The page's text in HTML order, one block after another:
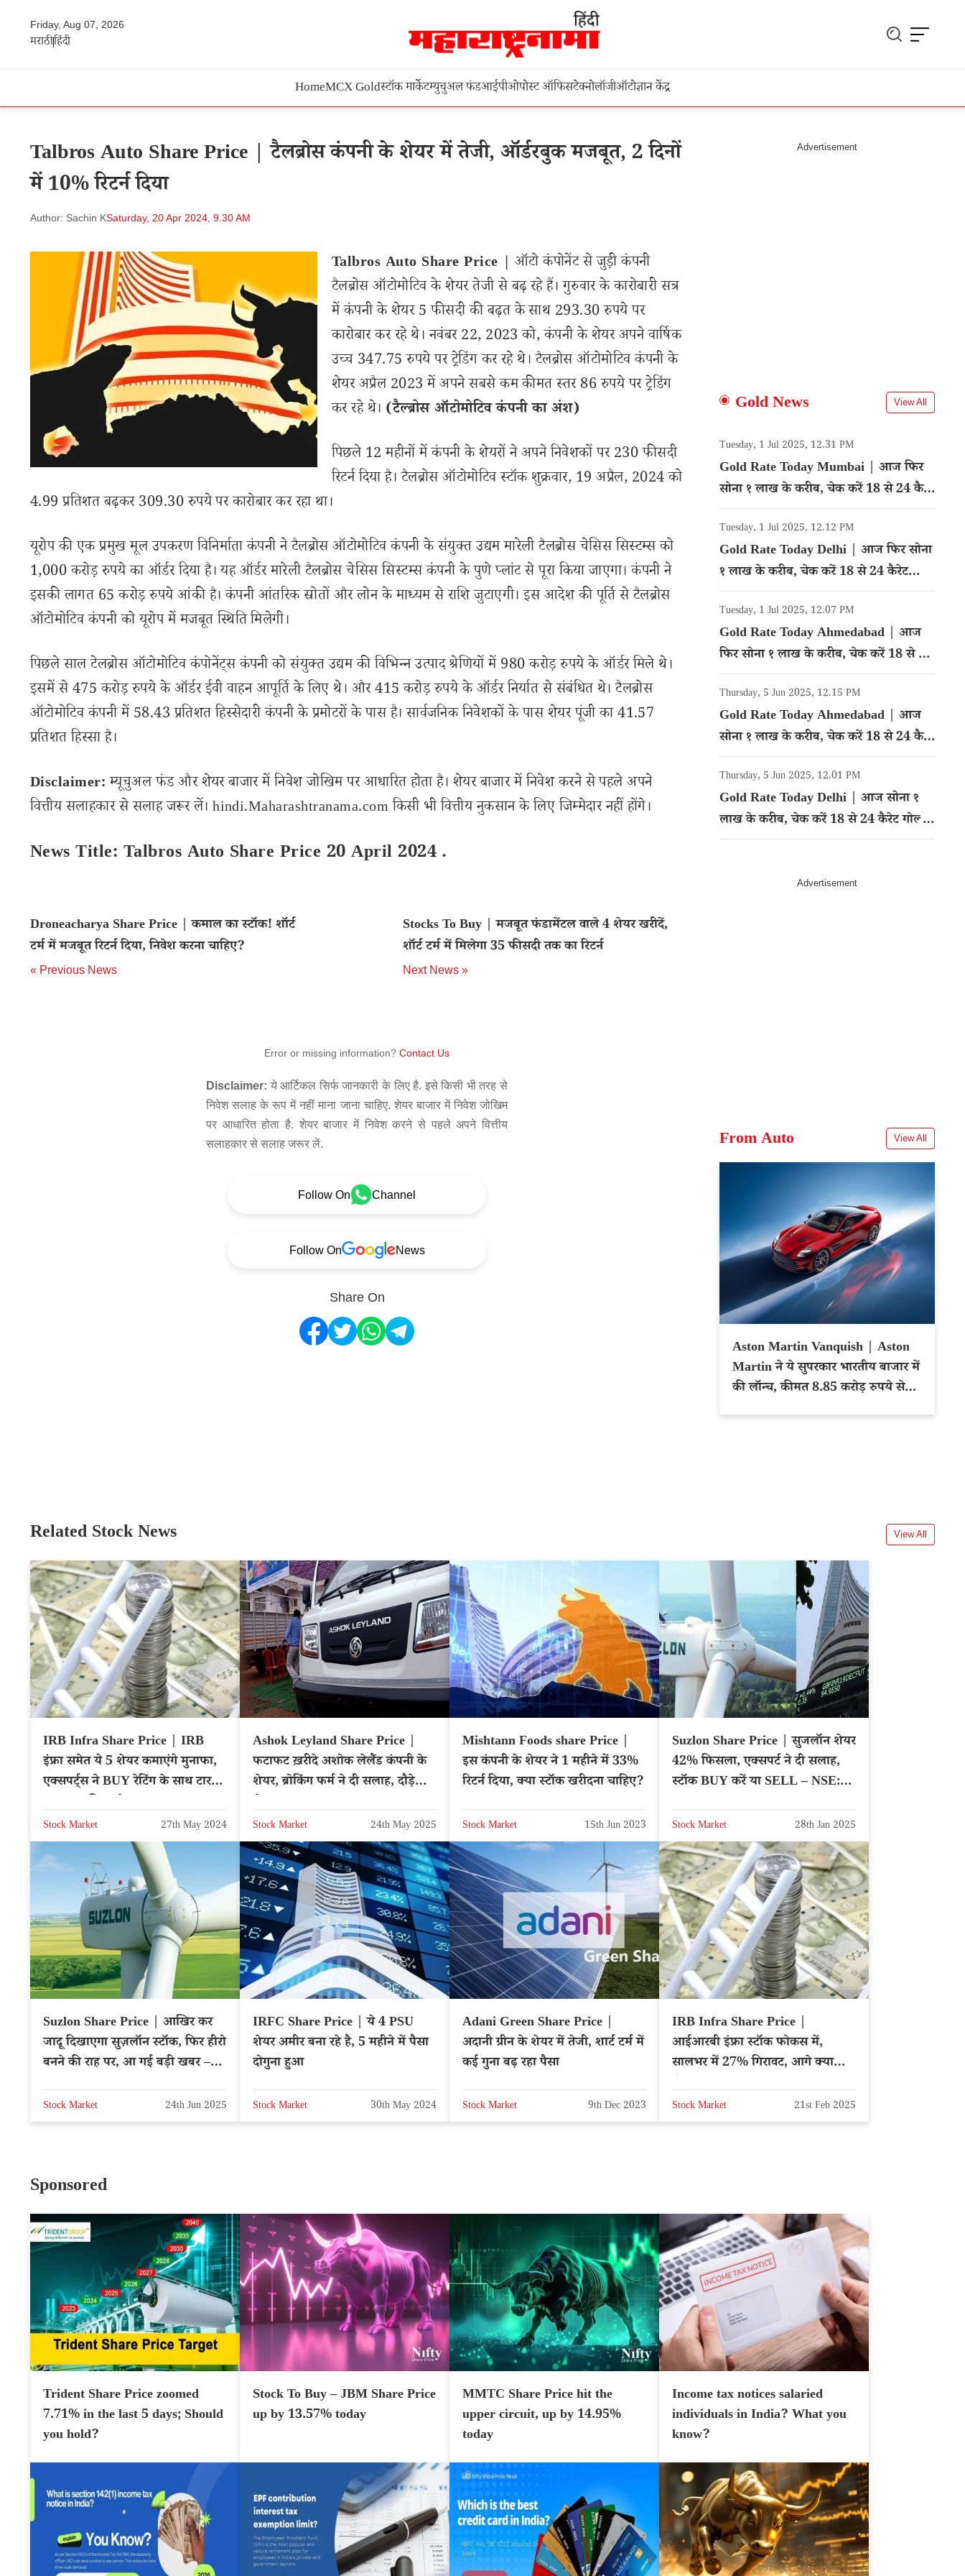
Friday, Aug 07, 2026
मराठीहिंदी
HomeMCX Goldस्टॉक मार्केटम्युचुअल फंडआईपीओपोस्ट ऑफिसटेक्नोलॉजीऑटोज्ञान केंद्र
Talbros Auto Share Price | टैलब्रोस कंपनी के शेयर में तेजी, ऑर्डरबुक मजबूत, 2 दिनों
में 10% रिटर्न दिया
Author: Sachin KSaturday, 20 Apr 2024, 9.30 AM
Talbros Auto Share Price | ऑटो कंपोनेंट से जुड़ी कंपनी
टैलब्रोस ऑटोमोटिव के शेयर तेजी से बढ़ रहे हैं। गुरुवार के कारोबारी सत्र
में कंपनी के शेयर 5 फीसदी की बढ़त के साथ 293.30 रुपये पर
कारोबार कर रहे थे। नवंबर 22, 2023 को, कंपनी के शेयर अपने वार्षिक
उच्च 347.75 रुपये पर ट्रेडिंग कर रहे थे। टैलब्रोस ऑटोमोटिव कंपनी के
शेयर अप्रैल 2023 में अपने सबसे कम कीमत स्तर 86 रुपये पर ट्रेडिंग
कर रहे थे। (टैल्ब्रोस ऑटोमोटिव कंपनी का अंश)
पिछले 12 महीनों में कंपनी के शेयरों ने अपने निवेशकों पर 230 फीसदी
रिटर्न दिया है। टैलब्रोस ऑटोमोटिव स्टॉक शुक्रवार, 19 अप्रैल, 2024 को
4.99 प्रतिशत बढ़कर 309.30 रुपये पर कारोबार कर रहा था।
यूरोप की एक प्रमुख मूल उपकरण विनिर्माता कंपनी ने टैलब्रोस ऑटोमोटिव कंपनी के संयुक्त उद्यम मारेली टैलब्रोस चेसिस सिस्टम्स को
1,000 करोड़ रुपये का ऑर्डर दिया है। यह ऑर्डर मारेली टैलब्रोस चेसिस सिस्टम्स कंपनी के पुणे प्लांट से पूरा किया जाएगा। कंपनी ने
इसकी लागत 65 करोड़ रुपये आंकी है। कंपनी आंतरिक स्रोतों और लोन के माध्यम से राशि जुटाएगी। इस आदेश की पूर्ति से टैलब्रोस
ऑटोमोटिव कंपनी को यूरोप में मजबूत स्थिति मिलेगी।
पिछले साल टेलब्रोस ऑटोमोटिव कंपोनेंट्स कंपनी को संयुक्त उद्यम की विभिन्न उत्पाद श्रेणियों में 980 करोड़ रुपये के ऑर्डर मिले थे।
इसमें से 475 करोड़ रुपये के ऑर्डर ईवी वाहन आपूर्ति के लिए थे। और 415 करोड़ रुपये के ऑर्डर निर्यात से संबंधित थे। टैलब्रोस
ऑटोमोटिव कंपनी में 58.43 प्रतिशत हिस्सेदारी कंपनी के प्रमोटरों के पास है। सार्वजनिक निवेशकों के पास शेयर पूंजी का 41.57
प्रतिशत हिस्सा है।
Disclaimer:म्यूचुअल फंड और शेयर बाजार में निवेश जोखिम पर आधारित होता है। शेयर बाजार में निवेश करने से पहले अपने
वित्तीय सलाहकार से सलाह जरूर लें। hindi.Maharashtranama.com किसी भी वित्तीय नुकसान के लिए जिम्मेदार नहीं होंगे।
News Title: Talbros Auto Share Price 20 April 2024 .
Droneacharya Share Price | कमाल का स्टॉक! शॉर्ट
टर्म में मजबूत रिटर्न दिया, निवेश करना चाहिए?
« Previous News
Stocks To Buy | मजबूत फंडामेंटल वाले 4 शेयर खरीदें,
शॉर्ट टर्म में मिलेगा 35 फीसदी तक का रिटर्न
Next News »
Error or missing information? Contact Us
Disclaimer: ये आर्टिकल सिर्फ जानकारी के लिए है. इसे किसी भी तरह से
निवेश सलाह के रूप में नहीं माना जाना चाहिए. शेयर बाजार में निवेश जोखिम
पर आधारित होता है. शेयर बाजार में निवेश करने से पहले अपने वित्तीय
सलाहकार से सलाह जरूर लें.
Follow On Channel
Follow On News
Share On
Gold News View All
Tuesday, 1 Jul 2025, 12.31 PM
Gold Rate Today Mumbai | आज फिर
सोना १ लाख के करीब, चेक करें 18 से 24 कैरेट
गोल्ड का रेट
Tuesday, 1 Jul 2025, 12.12 PM
Gold Rate Today Delhi | आज फिर सोना
१ लाख के करीब, चेक करें 18 से 24 कैरेट
गोल्ड का रेट
Tuesday, 1 Jul 2025, 12.07 PM
Gold Rate Today Ahmedabad | आज
फिर सोना १ लाख के करीब, चेक करें 18 से 24
कैरेट गोल्ड का रेट
Thursday, 5 Jun 2025, 12.15 PM
Gold Rate Today Ahmedabad | आज
सोना १ लाख के करीब, चेक करें 18 से 24 कैरेट
गोल्ड का रेट
Thursday, 5 Jun 2025, 12.01 PM
Gold Rate Today Delhi | आज सोना १
लाख के करीब, चेक करें 18 से 24 कैरेट गोल्ड
का रेट
From Auto View All
Aston Martin Vanquish | Aston
Martin ने ये सुपरकार भारतीय बाजार में
की लॉन्च, कीमत 8.85 करोड़ रुपये से
Related Stock News View All
IRB Infra Share Price | IRB
इंफ्रा समेत ये 5 शेयर कमाएंगे मुनाफा,
एक्सपर्ट्स ने BUY रेटिंग के साथ टारगेट
Stock Market 27th May 2024
Ashok Leyland Share Price |
फटाफट ख़रीदे अशोक लेलैंड कंपनी के
शेयर, ब्रोकिंग फर्म ने दी सलाह, दौड़ेगा
Stock Market 24th May 2025
Mishtann Foods share Price |
इस कंपनी के शेयर ने 1 महीने में 33%
रिटर्न दिया, क्या स्टॉक खरीदना चाहिए?
Stock Market 15th Jun 2023
Suzlon Share Price | सुजलॉन शेयर
42% फिसला, एक्सपर्ट ने दी सलाह,
स्टॉक BUY करें या SELL – NSE:
Stock Market 28th Jan 2025
Suzlon Share Price | आखिर कर
जादू दिखाएगा सुज़लॉन स्टॉक, फिर हीरो
बनने की राह पर, आ गई बड़ी खबर –
Stock Market 24th Jun 2025
IRFC Share Price | ये 4 PSU
शेयर अमीर बना रहे है, 5 महीने में पैसा
दोगुना हुआ
Stock Market 30th May 2024
Adani Green Share Price |
अदानी ग्रीन के शेयर में तेजी, शार्ट टर्म में
कई गुना बढ़ रहा पैसा
Stock Market 9th Dec 2023
IRB Infra Share Price |
आईआरबी इंफ्रा स्टॉक फोकस में,
सालभर में 27% गिरावट, आगे क्या
Stock Market 21st Feb 2025
Sponsored
Trident Share Price zoomed
7.71% in the last 5 days; Should
you hold?
Stock To Buy – JBM Share Price
up by 13.57% today
MMTC Share Price hit the
upper circuit, up by 14.95%
today
Income tax notices salaried
individuals in India? What you
know?